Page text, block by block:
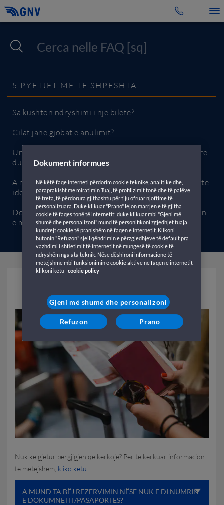
5 PYETJET ME TE SHPESHTA
Sa kushton ndryshimi i një bilete?
Cilat janë gjobat e anulimit?
Unë jam një pasagjer që kam nevojë për ndihmë, çfarë
duhet të bëj?
A mund të hipem nëse kam harruar dokumentin tim të
identitetit?
Do të doja të rezervoja por nuk kam ende regjistrimin
e makinës, si duhet të vazhdoj?
Nuk ke gjetur përgjigjen që kërkoje? Për të kërkuar informacion
të mëtejshëm, kliko këtu
A MUND TA BËJ REZERVIMIN NËSE NUK E DI NUMRIN
E DOKUMNETIT/PASAPORTËS?
Dokument informues
Në këtë faqe interneti përdorim cookie teknike, analitike dhe,
paraprakisht me miratimin Tuaj, të profilizimit tonë dhe të palëve
të treta, të përdorura gjithashtu për t'ju ofruar njoftime të
personalizuara. Duke klikuar "Prano" lejon marrjen e të gjitha
cookie të faqes tonë të internetit; duke klikuar mbi "Gjeni më
shumë dhe personalizoni" mund të personifikoni zgjedhjet tuaja
kundrejt cookie të pranishëm në faqen e internetit. Klikoni
butonin "Refuzon" sjell qëndrimin e përzgjedhjeve të default pra
vazhdimi i shfletimit të internetit në mungesë të cookie të
ndryshëm nga ata teknik. Nëse dëshironi informacione të
mëtejshme mbi funksionimin e cookie aktive në faqen e internetit
klikoni këtu cookie policy
Gjeni më shumë dhe personalizoni
Refuzon Prano